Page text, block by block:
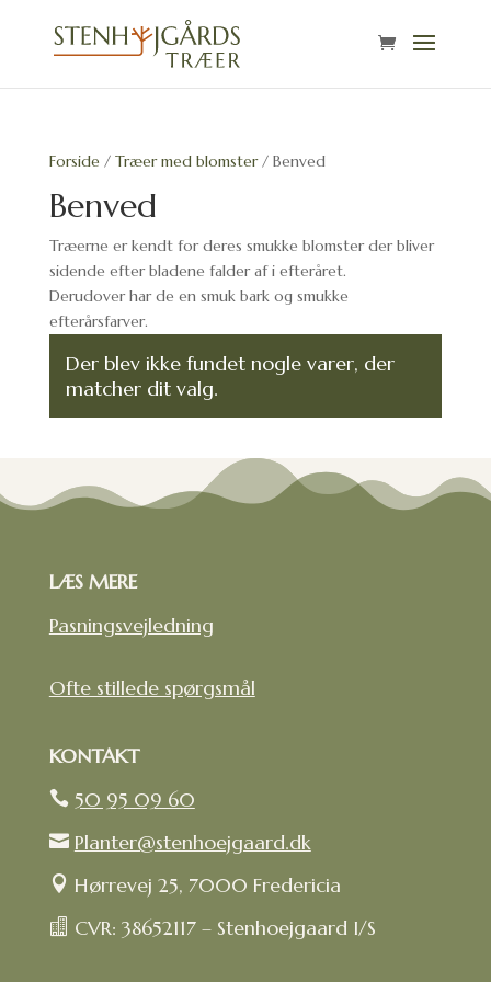
Forside/ Træer med blomster/ Benved
Benved
Træerne er kendt for deres smukke blomster der bliver
sidende efter bladene falder af i efteråret.
Derudover har de en smuk bark og smukke
efterårsfarver.
Der blev ikke fundet nogle varer, der
matcher dit valg.
LÆS MERE
Pasningsvejledning
Ofte stillede spørgsmål
KONTAKT
 50 95 09 60
 Planter@stenhoejgaard.dk
 Hørrevej 25, 7000 Fredericia
 CVR: 38652117 – Stenhoejgaard I/S